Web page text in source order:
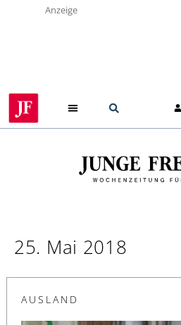
Anzeige
25. Mai 2018
AUSLAND